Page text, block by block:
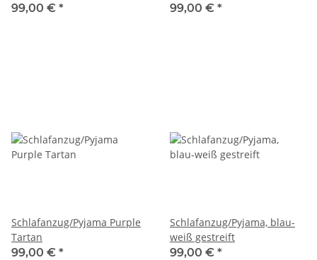
99,00 € *
99,00 € *
Schlafanzug/Pyjama Purple
Tartan
99,00 € *
Schlafanzug/Pyjama, blau-
weiß gestreift
99,00 € *